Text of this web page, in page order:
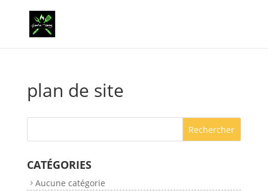
plan de site
CATÉGORIES
Aucune catégorie